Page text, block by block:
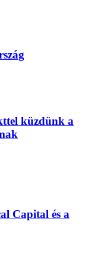
küzdünk a
Capital és a